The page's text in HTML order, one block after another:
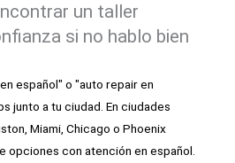
un taller
si no hablo bien
español" o "auto repair en
junto a tu ciudad. En ciudades
Miami, Chicago o Phoenix
opciones con atención en español.